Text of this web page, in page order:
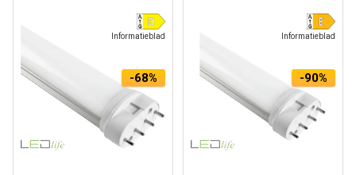
Informatieblad
-68%
Informatieblad
-90%